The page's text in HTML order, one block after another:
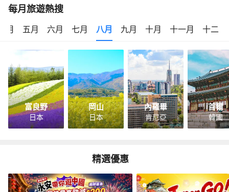
每月旅遊熱搜
月 五月 六月 七月 八月 九月 十月 十一月 十二月
富良野
日本
岡山
日本
內羅畢
肯尼亞
首爾
韓國
精選優惠